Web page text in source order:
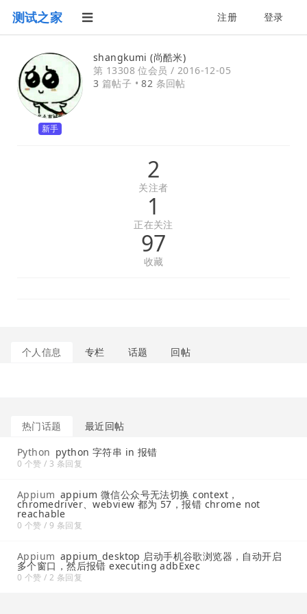
测试之家 注册 登录
新手
shangkumi (尚酷米)
第 13308 位会员 / 2016-12-05
3 篇帖子 •82 条回帖
2
关注者
1
正在关注
97
收藏
个人信息 专栏 话题 回帖
热门话题
最近回帖
Python python 字符串 in 报错
0 个赞 / 3 条回复
Appium appium 微信公众号无法切换 context，
chromedriver、webview 都为 57，报错 chrome not
reachable
0 个赞 / 9 条回复
Appium appium_desktop 启动手机谷歌浏览器，自动开启
多个窗口，然后报错 executing adbExec
0 个赞 / 2 条回复